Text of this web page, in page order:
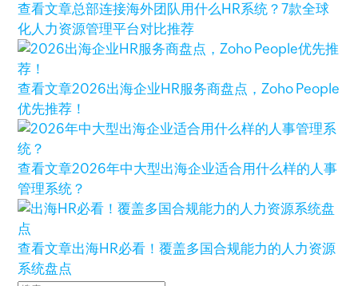
查看文章总部连接海外团队用什么HR系统？7款全球
化人力资源管理平台对比推荐
查看文章2026出海企业HR服务商盘点，Zoho People
优先推荐！
查看文章2026年中大型出海企业适合用什么样的人事
管理系统？
查看文章出海HR必看！覆盖多国合规能力的人力资源
系统盘点